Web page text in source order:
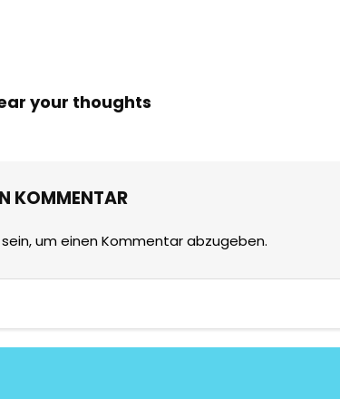
your thoughts
KOMMENTAR
sein, um einen Kommentar abzugeben.